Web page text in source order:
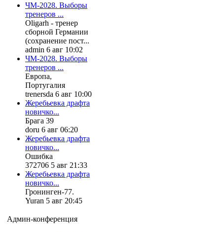
ЧМ-2028. Выборы
тренеров ...
Oligarh - тренер
сборной Германии
(сохранение пост...
admin 6 авг 10:02
ЧМ-2028. Выборы
тренеров ...
Европа,
Португалия
trenersda 6 авг 10:00
Жеребьевка драфта
новичко...
Брага 39
doru 6 авг 06:20
Жеребьевка драфта
новичко...
Ошибка
372706 5 авг 21:33
Жеребьевка драфта
новичко...
Гронинген-77.
Yuran 5 авг 20:45
Админ-конференция